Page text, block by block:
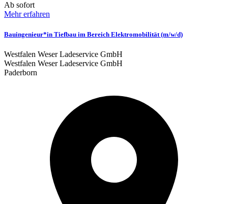
Ab sofort
Mehr erfahren
Bauingenieur*in Tiefbau im Bereich Elektromobilität (m/w/d)
Westfalen Weser Ladeservice GmbH
Westfalen Weser Ladeservice GmbH
Paderborn